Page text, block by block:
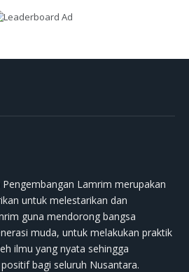
Lamrim merupakan
untuk melestarikan dan
guna mendorong bangsa
muda, untuk melakukan praktik
ilmu yang nyata sehingga
bagi seluruh Nusantara.